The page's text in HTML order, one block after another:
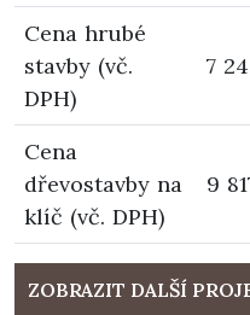
Cena hrubé
stavby (vč.
DPH)
7
Cena
dřevostavby na
klíč (vč. DPH)
9
ZOBRAZIT DALŠÍ